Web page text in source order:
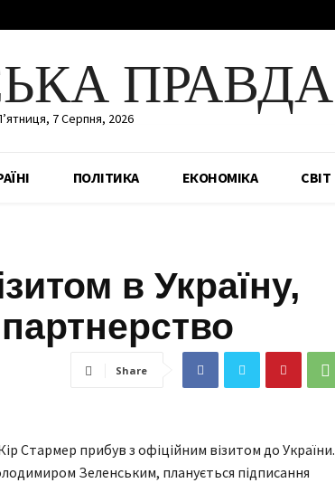
ПРАВДА
7 Серпня, 2026
ПОЛІТИКА ЕКОНОМІКА СВІТ
в Україну,
Share
Стармер прибув з офіційним візитом до України.
Зеленським, планується підписання